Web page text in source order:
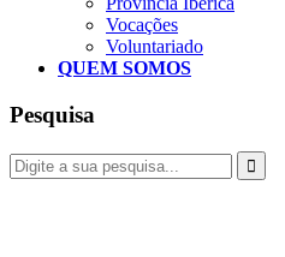
Vocações
Voluntariado
QUEM SOMOS
Pesquisa